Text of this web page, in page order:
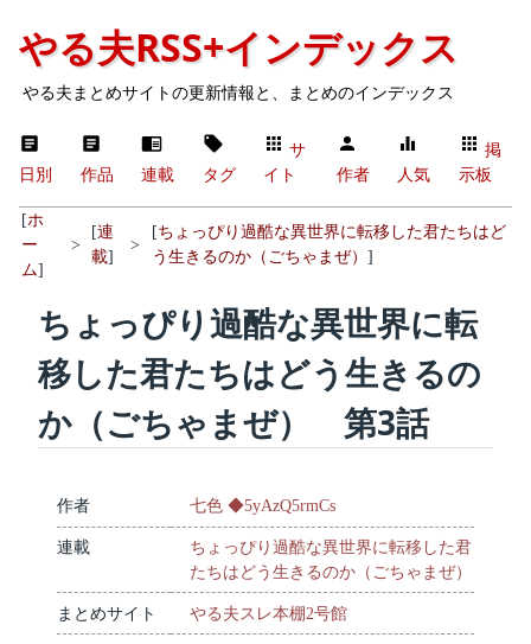
やる夫RSS+インデックス
やる夫まとめサイトの更新情報と、まとめのインデックス
日別 作品 連載 タグ
サ
イト
作者 人気
掲
示板
[ホ
ー
ム]
>
[連
載]
>
[ちょっぴり過酷な異世界に転移した君たちはど
う生きるのか（ごちゃまぜ） ]
ちょっぴり過酷な異世界に転
移した君たちはどう生きるの
か（ごちゃまぜ） 第3話
作者 七色 ◆5yAzQ5rmCs
連載
ちょっぴり過酷な異世界に転移した君
たちはどう生きるのか（ごちゃまぜ）
まとめサイト やる夫スレ本棚2号館